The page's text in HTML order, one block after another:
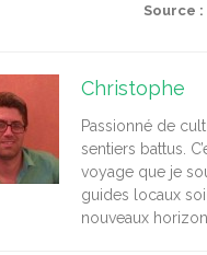
Source
Christophe
Passionné de
sentiers battus.
voyage que je
guides locaux
nouveaux